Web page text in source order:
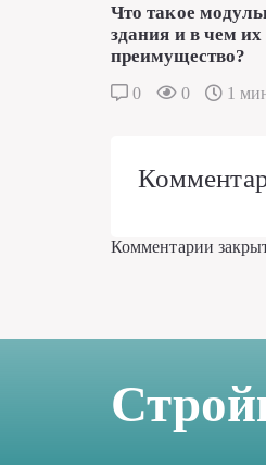
Что такое
здания и в чем их
преимущество?
0 0 1
Комментарии